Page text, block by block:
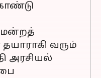
வரும்
அரசியல்